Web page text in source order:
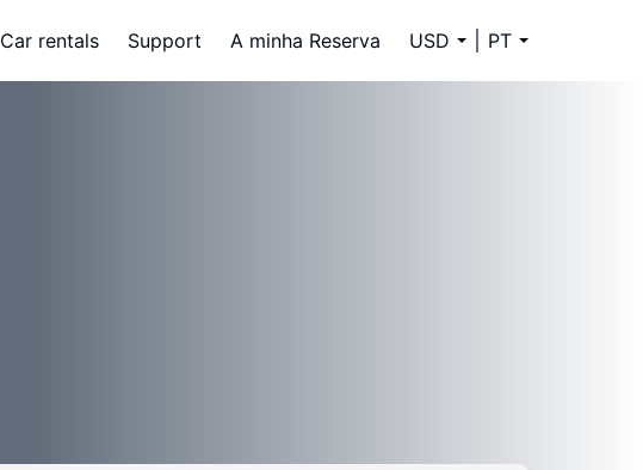
Car rentals Support A minha Reserva USD PT